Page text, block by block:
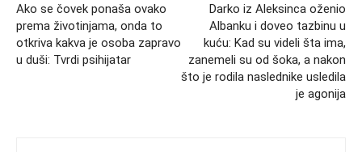
Ako se čovek ponaša ovako
prema životinjama, onda to
otkriva kakva je osoba zapravo
u duši: Tvrdi psihijatar
Darko iz Aleksinca oženio
Albanku i doveo tazbinu u
kuću: Kad su videli šta ima,
zanemeli su od šoka, a nakon
što je rodila naslednike usledila
je agonija